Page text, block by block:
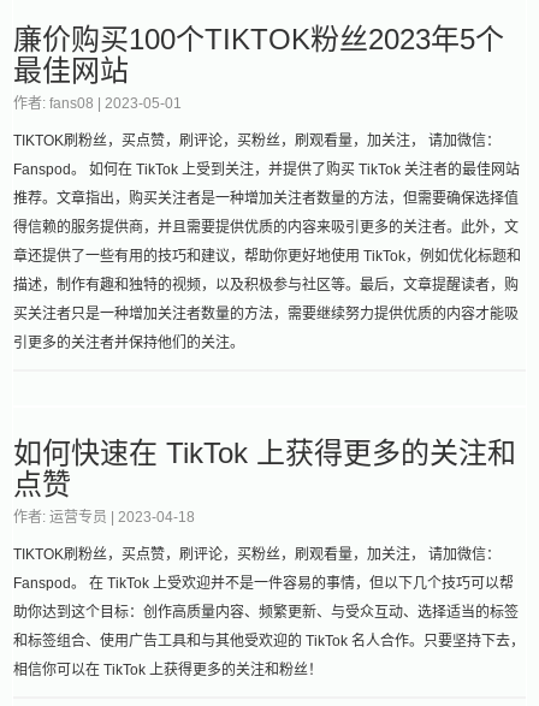
廉价购买100个TIKTOK粉丝2023年5个
最佳网站
作者: fans08 | 2023-05-01
TIKTOK刷粉丝，买点赞，刷评论，买粉丝，刷观看量，加关注， 请加微信：
Fanspod。 如何在 TikTok 上受到关注，并提供了购买 TikTok 关注者的最佳网站
推荐。文章指出，购买关注者是一种增加关注者数量的方法，但需要确保选择值
得信赖的服务提供商，并且需要提供优质的内容来吸引更多的关注者。此外，文
章还提供了一些有用的技巧和建议，帮助你更好地使用 TikTok，例如优化标题和
描述，制作有趣和独特的视频，以及积极参与社区等。最后，文章提醒读者，购
买关注者只是一种增加关注者数量的方法，需要继续努力提供优质的内容才能吸
引更多的关注者并保持他们的关注。
如何快速在 TikTok 上获得更多的关注和
点赞
作者: 运营专员 | 2023-04-18
TIKTOK刷粉丝，买点赞，刷评论，买粉丝，刷观看量，加关注， 请加微信：
Fanspod。 在 TikTok 上受欢迎并不是一件容易的事情，但以下几个技巧可以帮
助你达到这个目标：创作高质量内容、频繁更新、与受众互动、选择适当的标签
和标签组合、使用广告工具和与其他受欢迎的 TikTok 名人合作。只要坚持下去，
相信你可以在 TikTok 上获得更多的关注和粉丝！